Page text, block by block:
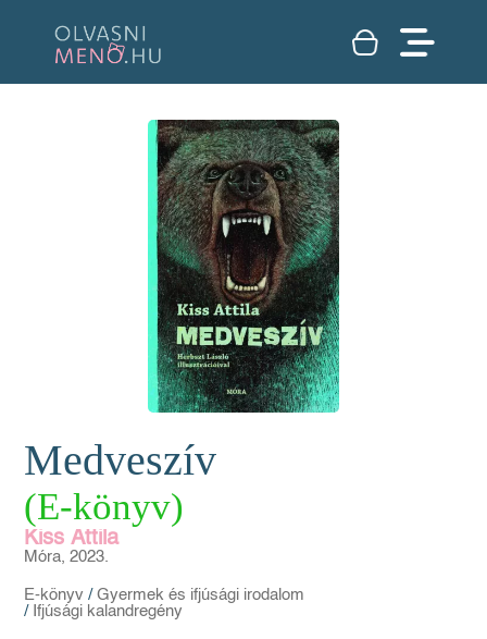
Medveszív
(E-könyv)
Kiss Attila
Móra, 2023.
E-könyv / Gyermek és ifjúsági irodalom
/ Ifjúsági kalandregény